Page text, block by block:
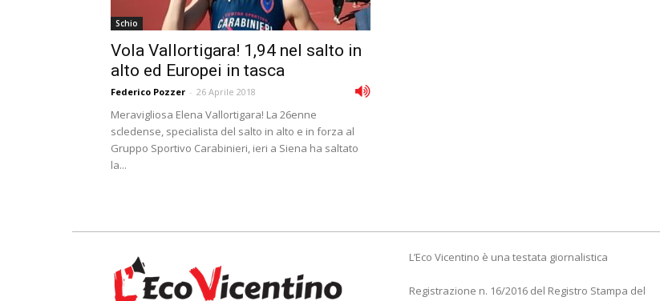
Schio
Vola Vallortigara! 1,94 nel salto in
alto ed Europei in tasca
Federico Pozzer - 26 Aprile 2018
Meravigliosa Elena Vallortigara! La 26enne
scledense, specialista del salto in alto e in forza al
Gruppo Sportivo Carabinieri, ieri a Siena ha saltato
la...
L’Eco Vicentino è una testata giornalistica
Registrazione n. 16/2016 del Registro Stampa del